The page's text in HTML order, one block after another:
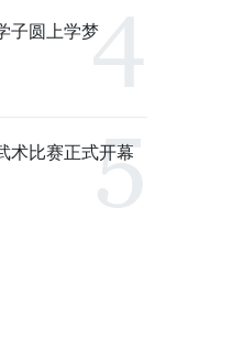
子圆上学梦
术比赛正式开幕